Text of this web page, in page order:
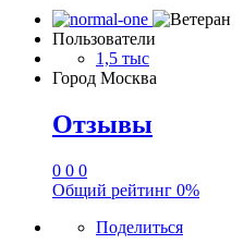
Пользователи
1,5 тыс
Город Москва
Отзывы
0 0 0
Общий рейтинг 0%
Поделиться